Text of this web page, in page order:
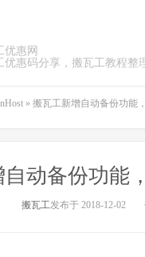
优惠网
优惠码分享，搬瓦工教程整
» 搬瓦工新增自动备份功能
动备份功能
搬瓦工发布于 2018-12-02